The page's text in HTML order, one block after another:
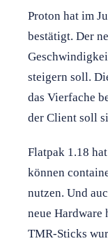
Proton hat im
bestätigt. Der
steigern soll.
das Vierfache
der Client soll
Flatpak 1.18
können
nutzen. Und
neue Hardware
TMR-Sticks